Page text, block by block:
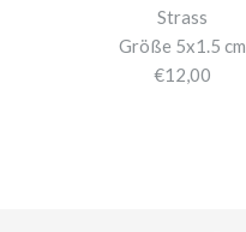
Strass
Größe 5x1.5 cm
€12,00